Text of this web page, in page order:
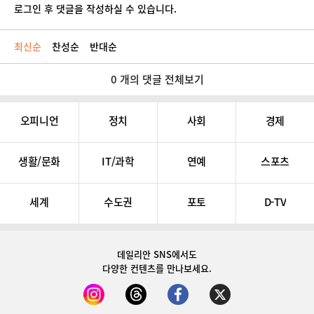
로그인 후 댓글을 작성하실 수 있습니다.
최신순 찬성순 반대순
0 개의 댓글 전체보기
오피니언 정치 사회 경제
생활/문화 IT/과학 연예 스포츠
세계 수도권 포토 D-TV
데일리안 SNS에서도
다양한 컨텐츠를 만나보세요.